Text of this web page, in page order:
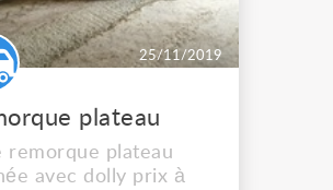
25/11/2019
plateau
remorque plateau
avec dolly prix à